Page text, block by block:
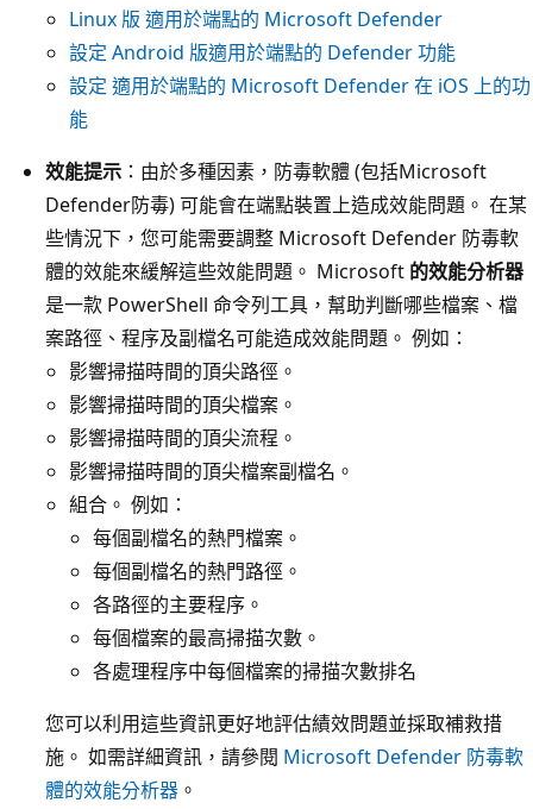
Linux 版 適用於端點的 Microsoft Defender
設定 Android 版適用於端點的 Defender 功能
設定 適用於端點的 Microsoft Defender 在 iOS 上的功
能
效能提示 ：由於多種因素，防毒軟體 (包括Microsoft
Defender防毒) 可能會在端點裝置上造成效能問題。 在某
些情況下，您可能需要調整 Microsoft Defender 防毒軟
體的效能來緩解這些效能問題。 Microsoft 的效能分析器
是一款 PowerShell 命令列工具，幫助判斷哪些檔案、檔
案路徑、程序及副檔名可能造成效能問題。 例如：
影響掃描時間的頂尖路徑。
影響掃描時間的頂尖檔案。
影響掃描時間的頂尖流程。
影響掃描時間的頂尖檔案副檔名。
組合。 例如：
每個副檔名的熱門檔案。
每個副檔名的熱門路徑。
各路徑的主要程序。
每個檔案的最高掃描次數。
各處理程序中每個檔案的掃描次數排名
您可以利用這些資訊更好地評估績效問題並採取補救措
施。 如需詳細資訊，請參閱 Microsoft Defender 防毒軟
體的效能分析器 。